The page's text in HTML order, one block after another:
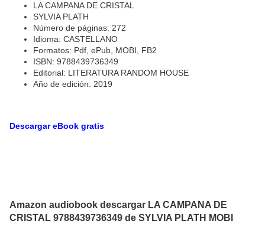
LA CAMPANA DE CRISTAL
SYLVIA PLATH
Número de páginas: 272
Idioma: CASTELLANO
Formatos: Pdf, ePub, MOBI, FB2
ISBN: 9788439736349
Editorial: LITERATURA RANDOM HOUSE
Año de edición: 2019
Descargar eBook gratis
Amazon audiobook descargar LA CAMPANA DE
CRISTAL 9788439736349 de SYLVIA PLATH MOBI